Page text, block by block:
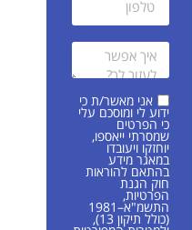
אני מאשר/ת כי
ידוע לי ומוסכם עלי
כי הפרטים
שמסרתי ייאספו,
יוחזקו ויעובדו
במאגר מידע
בהתאם להוראות
חוק הגנת
הפרטיות,
התשמ"א–1981
(כולל תיקון 13),